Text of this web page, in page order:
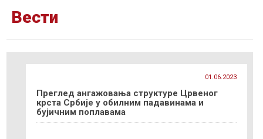
Вести
01.06.2023
Преглед ангажовања структуре Црвеног
крста Србије у обилним падавинама и
бујичним поплавама